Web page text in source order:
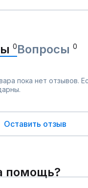
0Вопросы 0
пока нет отзывов.
Оставить отзыв
помощь?